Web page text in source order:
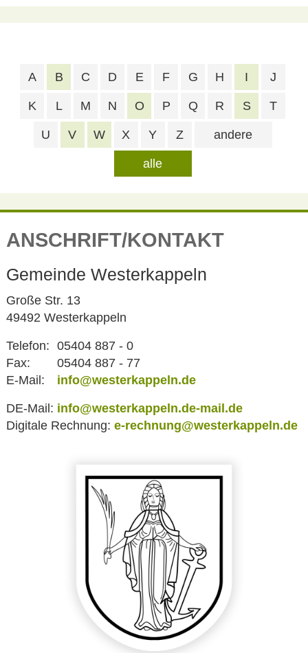
alle
A B C D E F G H I J
K L M N O P Q R S T
U V W X Y Z andere
ANSCHRIFT/KONTAKT
Gemeinde Westerkappeln
Große Str. 13
49492 Westerkappeln
Telefon: 05404 887 - 0
Fax:
05404 887 - 77
E-Mail:
info@westerkappeln.de
DE-Mail: info@westerkappeln.de-mail.de
Digitale Rechnung: e-rechnung@westerkappeln.de